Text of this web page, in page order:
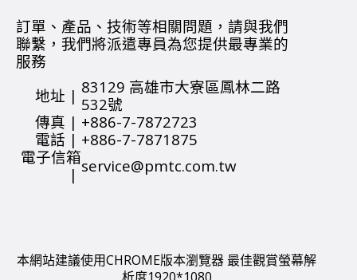
訂單、產品、技術等相關問題，請與我們
聯繫， 我們將派遣專員為您提供最專業的
服務
地址 | 83129 高雄市大寮區鳳林二路
532號
傳真 | +886-7-7872723
電話 | +886-7-7871875
電子信箱
| service@pmtc.com.tw
本網站建議使用CHROME版本瀏覽器 最佳觀賞螢幕解